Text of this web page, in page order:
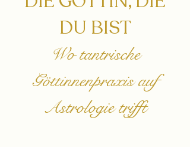
DU BIST
Wo tantrische
Göttinnenpraxis auf
Astrologie trifft